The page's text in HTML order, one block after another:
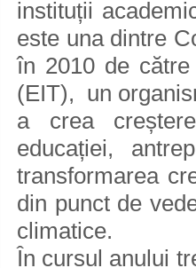
instituții
este una dintre
în 2010 de către
(EIT), un
a crea
educației,
transformarea
din punct de
climatice.
În cursul anului